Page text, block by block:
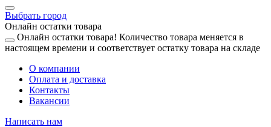
Выбрать город
Онлайн остатки товара
Онлайн остатки товара! Количество товара меняется в
настоящем времени и соответствует остатку товара на складе
О компании
Оплата и доставка
Контакты
Вакансии
Написать нам